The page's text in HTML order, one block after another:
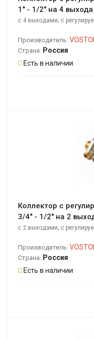
1" - 1/2" на 4 выхода
с 4 выходами, с
Производитель:
Страна: Россия
Есть в наличии
Коллектор с
3/4" - 1/2" на 2
с 2 выходами, с
Производитель:
Страна: Россия
Есть в наличии